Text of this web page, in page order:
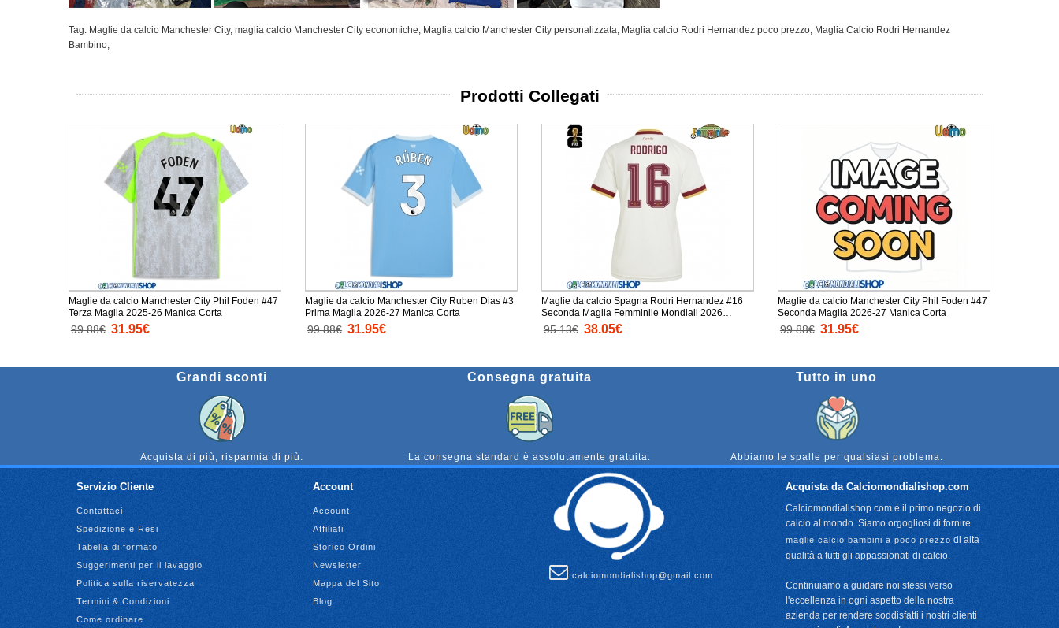
Tag: Maglie da calcio Manchester City, maglia calcio Manchester City economiche, Maglia calcio Manchester City personalizzata, Maglia calcio Rodri Hernandez poco prezzo, Maglia Calcio Rodri Hernandez
Bambino,
Prodotti Collegati
Maglie da calcio Manchester City Phil Foden #47
Terza Maglia 2025-26 Manica Corta
99.88€ 31.95€
Maglie da calcio Manchester City Ruben Dias #3
Prima Maglia 2026-27 Manica Corta
99.88€ 31.95€
Maglie da calcio Spagna Rodri Hernandez #16
Seconda Maglia Femminile Mondiali 2026
Manica Corta
95.13€ 38.05€
Maglie da calcio Manchester City Phil Foden #47
Seconda Maglia 2026-27 Manica Corta
99.88€ 31.95€
Grandi sconti
Acquista di più, risparmia di più.
Consegna gratuita
La consegna standard è assolutamente gratuita.
Tutto in uno
Abbiamo le spalle per qualsiasi problema.
Servizio Cliente
Contattaci
Spedizione e Resi
Tabella di formato
Suggerimenti per il lavaggio
Politica sulla riservatezza
Termini & Condizioni
Come ordinare
Account
Account
Affiliati
Storico Ordini
Newsletter
Mappa del Sito
Blog
calciomondialishop@gmail.com
Acquista da Calciomondialishop.com
Calciomondialishop.com è il primo negozio di
calcio al mondo. Siamo orgogliosi di fornire
maglie calcio bambini a poco prezzo di alta
qualità a tutti gli appassionati di calcio.
Continuiamo a guidare noi stessi verso
l'eccellenza in ogni aspetto della nostra
azienda per rendere soddisfatti i nostri clienti